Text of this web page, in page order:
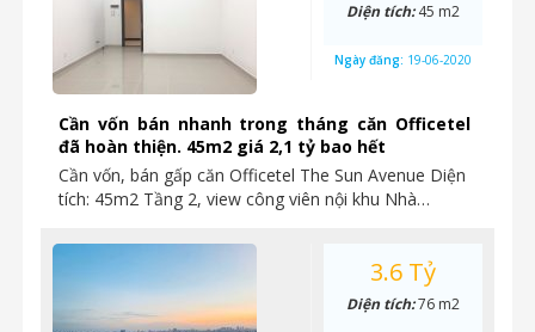
Cần vốn bán nhanh trong tháng căn Officetel
đã hoàn thiện. 45m2 giá 2,1 tỷ bao hết
Cần vốn, bán gấp căn Officetel The Sun Avenue Diện
tích: 45m2 Tầng 2, view công viên nội khu Nhà…
Diện tích:45 m2
Ngày đăng: 19-06-2020
3.6 Tỷ
Diện tích:76 m2